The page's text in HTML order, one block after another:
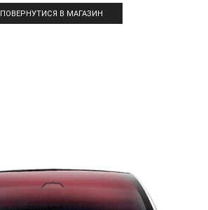
ПОВЕРНУТИСЯ В МАГАЗИН